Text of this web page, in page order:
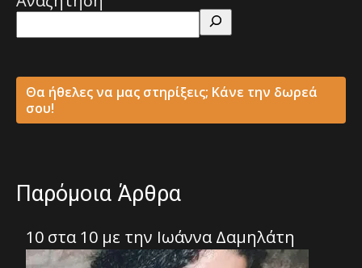
Θα ήθελες να μας στηρίξεις; Κάνε την δωρεά
σου!
Παρόμοια Άρθρα
10 στα 10 με την Ιωάννα Δαμηλάτη